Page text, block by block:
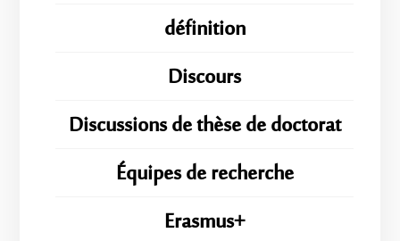
définition
Discours
Discussions de thèse de doctorat
Équipes de recherche
Erasmus+